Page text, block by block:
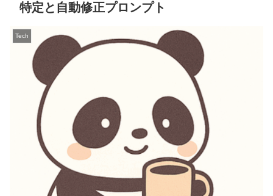
特定と自動修正プロンプト
Tech